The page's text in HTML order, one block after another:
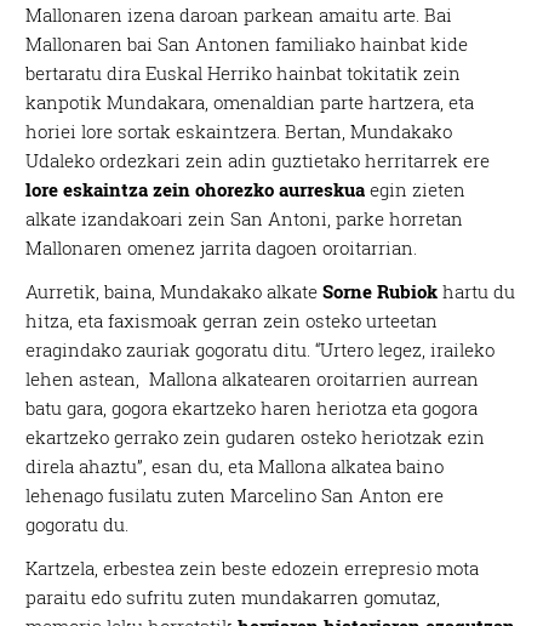
Mallonaren izena daroan parkean amaitu arte. Bai
Mallonaren bai San Antonen familiako hainbat kide
bertaratu dira Euskal Herriko hainbat tokitatik zein
kanpotik Mundakara, omenaldian parte hartzera, eta
horiei lore sortak eskaintzera. Bertan, Mundakako
Udaleko ordezkari zein adin guztietako herritarrek ere
lore eskaintza zein ohorezko aurreskua egin zieten
alkate izandakoari zein San Antoni, parke horretan
Mallonaren omenez jarrita dagoen oroitarrian.
Aurretik, baina, Mundakako alkateSorne Rubiok hartu du
hitza, eta faxismoak gerran zein osteko urteetan
eragindako zauriak gogoratu ditu. “Urtero legez, iraileko
lehen astean, Mallona alkatearen oroitarrien aurrean
batu gara, gogora ekartzeko haren heriotza eta gogora
ekartzeko gerrako zein gudaren osteko heriotzak ezin
direla ahaztu”, esan du, eta Mallona alkatea baino
lehenago fusilatu zuten Marcelino San Anton ere
gogoratu du.
Kartzela, erbestea zein beste edozein errepresio mota
paraitu edo sufritu zuten mundakarren gomutaz,